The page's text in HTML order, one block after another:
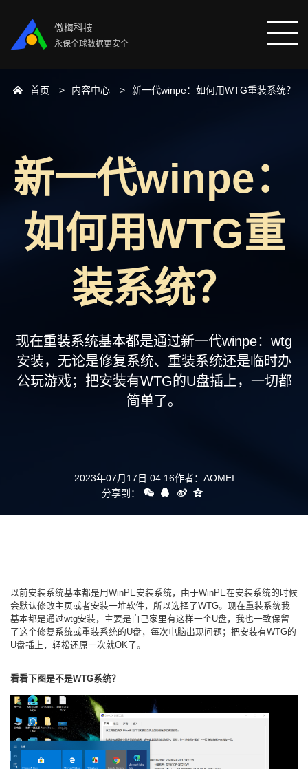
傲梅科技
永保全球数据更安全
首页
数据恢复
数据备份
首页 内容中心 新一代winpe：如何用WTG重装系统？
新一代winpe：
如何用WTG重
装系统？
现在重装系统基本都是通过新一代winpe：wtg
安装，无论是修复系统、重装系统还是临时办
公玩游戏；把安装有WTG的U盘插上，一切都
简单了。
2023年07月17日 04:16作者： AOMEI
分享到：
以前安装系统基本都是用WinPE安装系统，由于WinPE在安装系统的时候
会默认修改主页或者安装一堆软件，所以选择了WTG。现在重装系统我
基本都是通过wtg安装，主要是自己家里有这样一个U盘，我也一致保留
了这个修复系统或重装系统的U盘，每次电脑出现问题；把安装有WTG的
U盘插上，轻松还原一次就OK了。
看看下图是不是WTG系统？